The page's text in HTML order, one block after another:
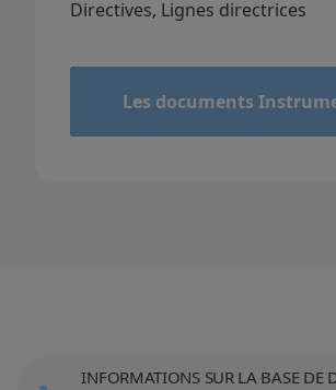
Directives, Lignes directrices
Les documents
INFORMATIONS SUR LA BASE DE